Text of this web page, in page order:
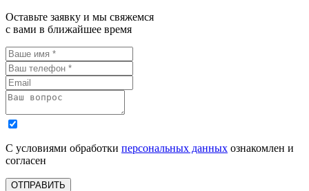
Оставьте заявку и мы свяжемся
с вами в ближайшее время
С условиями обработки персональных данных ознакомлен и
согласен
ОТПРАВИТЬ